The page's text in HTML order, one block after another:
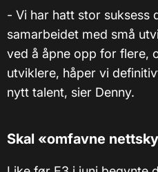
- Vi har hatt stor suksess
samarbeidet med små
ved å åpne opp for flere,
utviklere, håper vi
nytt talent, sier Denny.
Skal «omfavne